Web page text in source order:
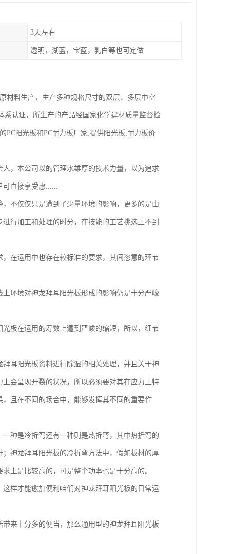
3天左右
透明，湖蓝，宝蓝，乳白等也可定做
材料生产，生产多种规格尺寸的双层、多层中空
系认证，所生产的产品经国家化学建材质量监督检
PC阳光板和PC耐力板厂家;提供阳光板,耐力板价
，本公司以的管理水雄厚的技术力量，以为追求
可直接享受惠......
不仅仅只是遭到了少量环境的影响，更多的是由
行加工和处理的时分，在技能的工艺挑选上不到
在运用中也存在较标准的要求，其间恣意的环节
环境对神龙拜耳阳光板形成的影响仍是十分严峻
板在运用的寿数上遭到严峻的缩短，所以，细节
耳阳光板资料进行除湿的相关处理，并且关于神
会呈现开裂的状况，所以必须要对其在应力上特
且在不同的场合中，能够发挥其不同的重要作
种是冷折弯还有一种则是热折弯，其中热折弯的
神龙拜耳阳光板的冷折弯方法中，假如板材的厚
上是比较高的，可是整个功率也是十分高的。
样才能愈加便利咱们对神龙拜耳阳光板的日常运
来十分多的便当，那么通用型的神龙拜耳阳光板